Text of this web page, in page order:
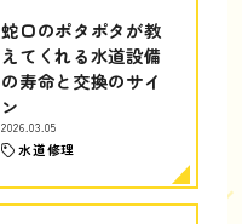
蛇口のポタポタが教
えてくれる水道設備
の寿命と交換のサイ
ン
2026.03.05
水道修理